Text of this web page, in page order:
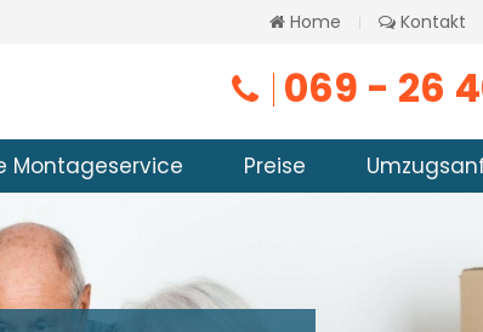
Home Kontakt
069 - 26
Montageservice Preise